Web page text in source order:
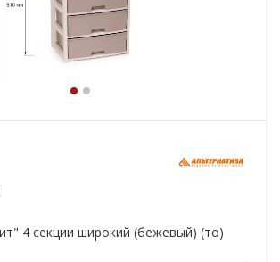
4 секции широкий (бежевый) (то)